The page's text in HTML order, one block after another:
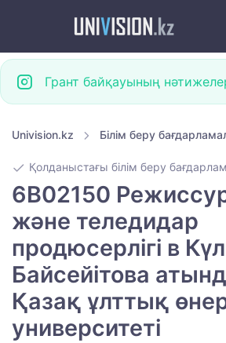
Грант байқауының
Univision.kz Білім беру
Қолданыстағы білім беру
6B02150
және теледидар
продюсерлігі в
Байсейітова
Қазақ ұлттық
университеті